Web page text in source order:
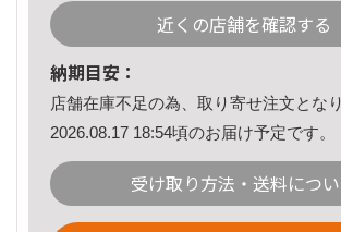
近くの店舗を確認する
納期目安：
店舗在庫不足の為、取り寄せ注文となり
2026.08.17 18:54頃のお届け予定です。
受け取り方法・送料につ